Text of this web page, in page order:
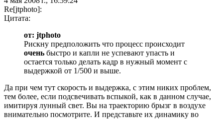
Re[jtphoto]:
Цитата:
от: jtphoto
Рискну предположить что процесс происходит
очень быстро и капли не успевают упасть и
остается только делать кадр в нужный момент с
выдержкой от 1/500 и выше.
Да при чем тут скорость и выдержка, с этим никих проблем,
тем более, если подсвечивать вспыкой, как в данном случае,
имитируя лунный свет. Вы на траекторию брызг в воздухе
внимательно посмотрите. И представьте их динамику во